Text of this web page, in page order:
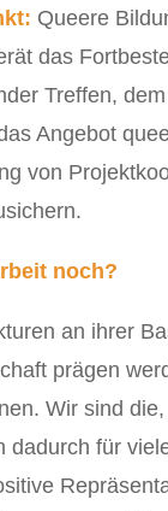
Queere
das
Treffen,
Angebot
von
noch?
an ihrer
prägen
Wir sind
für